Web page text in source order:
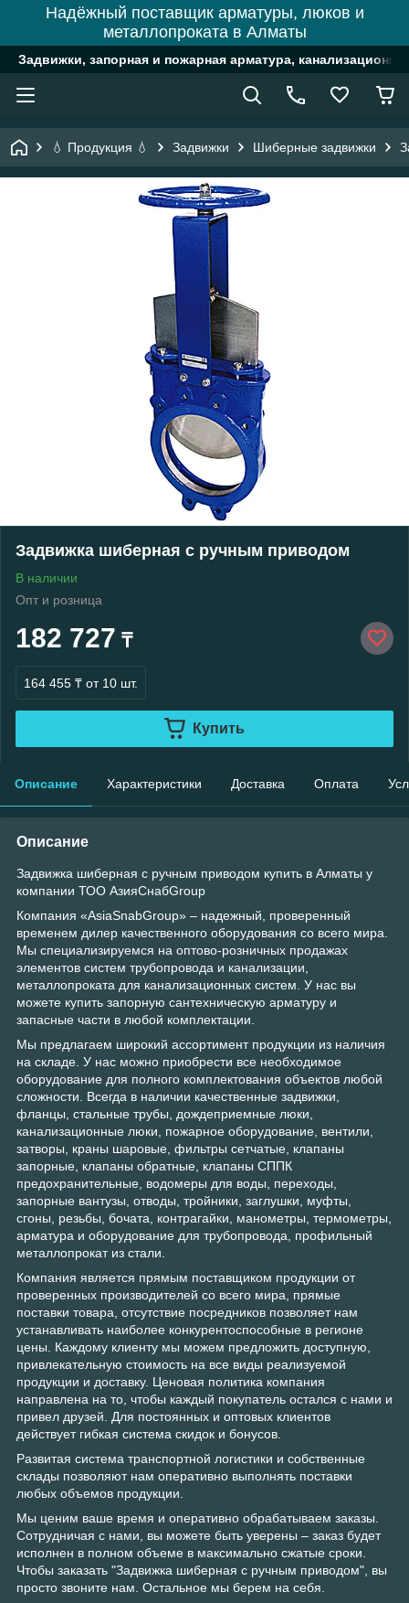
Надёжный поставщик арматуры, люков и
металлопроката в Алматы
Задвижки, запорная и пожарная арматура,
💧 Продукция 💧 Задвижки Шиберные задвижки
Задвижка шиберная с ручным приводом
В наличии
Опт и розница
182 727 ₸
164 455 ₸ от 10 шт.
Купить
Описание Характеристики Доставка Оплата
Описание
Задвижка шиберная с ручным приводом купить в Алматы у
компании ТОО АзияСнабGroup
Компания «AsiaSnabGroup» – надежный, проверенный
временем дилер качественного оборудования со всего мира.
Мы специализируемся на оптово-розничных продажах
элементов систем трубопровода и канализации,
металлопроката для канализационных систем. У нас вы
можете купить запорную сантехническую арматуру и
запасные части в любой комплектации.
Мы предлагаем широкий ассортимент продукции из наличия
на складе. У нас можно приобрести все необходимое
оборудование для полного комплектования объектов любой
сложности. Всегда в наличии качественные задвижки,
фланцы, стальные трубы, дождеприемные люки,
канализационные люки, пожарное оборудование, вентили,
затворы, краны шаровые, фильтры сетчатые, клапаны
запорные, клапаны обратные, клапаны СППК
предохранительные, водомеры для воды, переходы,
запорные вантузы, отводы, тройники, заглушки, муфты,
сгоны, резьбы, бочата, контрагайки, манометры, термометры,
арматура и оборудование для трубопровода, профильный
металлопрокат из стали.
Компания является прямым поставщиком продукции от
проверенных производителей со всего мира, прямые
поставки товара, отсутствие посредников позволяет нам
устанавливать наиболее конкурентоспособные в регионе
цены. Каждому клиенту мы можем предложить доступную,
привлекательную стоимость на все виды реализуемой
продукции и доставку. Ценовая политика компания
направлена на то, чтобы каждый покупатель остался с нами и
привел друзей. Для постоянных и оптовых клиентов
действует гибкая система скидок и бонусов.
Развитая система транспортной логистики и собственные
склады позволяют нам оперативно выполнять поставки
любых объемов продукции.
Мы ценим ваше время и оперативно обрабатываем заказы.
Сотрудничая с нами, вы можете быть уверены – заказ будет
исполнен в полном объеме в максимально сжатые сроки.
Чтобы заказать "Задвижка шиберная с ручным приводом", вы
просто звоните нам. Остальное мы берем на себя.